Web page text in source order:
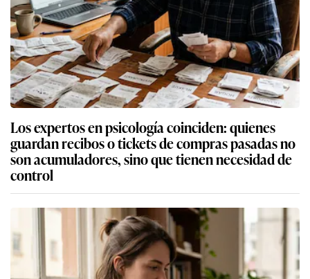
Los expertos en psicología coinciden: quienes
guardan recibos o tickets de compras pasadas no
son acumuladores, sino que tienen necesidad de
control